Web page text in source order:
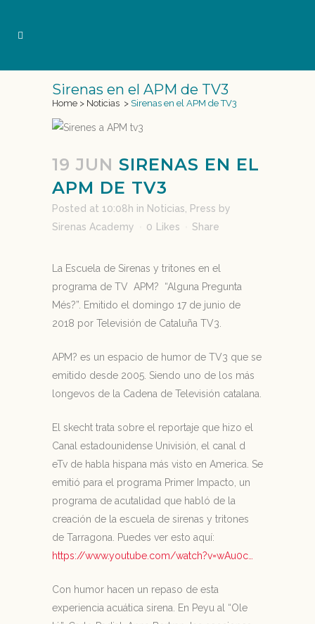
Sirenas en el APM de TV3
Home > Noticias > Sirenas en el APM de TV3
19 JUN SIRENAS EN EL
APM DE TV3
Posted at 10:08h in Noticias Press by
Sirenas Academy
0 Likes Share
La Escuela de Sirenas y tritones en el
programa de TV APM? “Alguna Pregunta
Més?”. Emitido el domingo 17 de junio de
2018 por Televisión de Cataluña TV3.
APM? es un espacio de humor de TV3 que se
emitido desde 2005. Siendo uno de los más
longevos de la Cadena de Televisión catalana.
El skecht trata sobre el reportaje que hizo el
Canal estadounidense Univisión, el canal d
eTv de habla hispana más visto en America. Se
emitió para el programa Primer Impacto, un
programa de acutalidad que habló de la
creación de la escuela de sirenas y tritones
de Tarragona. Puedes ver esto aquí:
https://www.youtube.com/watch?v=wAu0c…
Con humor hacen un repaso de esta
experiencia acuática sirena. En Peyu al “Ole